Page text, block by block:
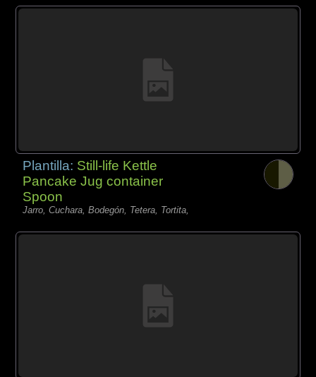
Plantilla: Still-life Kettle
Pancake Jug container
Spoon
Jarro, Cuchara, Bodegón, Tetera, Tortita,